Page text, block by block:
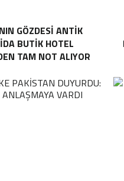
GÖZDESI ANTIK
BUTIK HOTEL
TAM NOT ALIYOR